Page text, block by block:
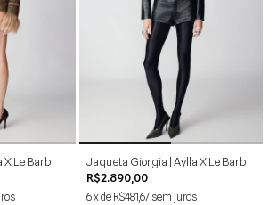
Le Barb
Jaqueta Giorgia | Aylla X Le Barb
R$2.890,00
6xde R$481,67 sem juros
G